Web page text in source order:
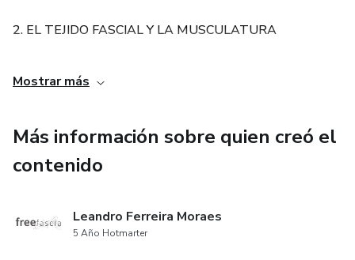
2. EL TEJIDO FASCIAL Y LA MUSCULATURA
3. MOVILIZACIÓN MIOFASCIAL
5. Cadena miofascial Línea Frontal Superficial (LFS)
7. Cadena miofascial Línea Funcional Frontal (LFF)
Mostrar más
Más información sobre quien creó el
contenido
Leandro Ferreira Moraes
5 Año Hotmarter